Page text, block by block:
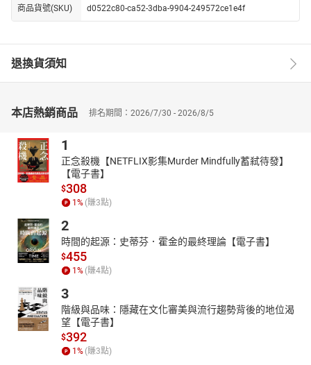
商品貨號(SKU) d0522c80-ca52-3dba-9904-249572ce1e4f
退換貨須知
本店熱銷商品 排名期間：2026/7/30 - 2026/8/5
1
正念殺機【NETFLIX影集Murder Mindfully蓄弒待發】
【電子書】
$308
1 % (賺3點)
2
時間的起源：史蒂芬．霍金的最終理論【電子書】
$455
1 % (賺4點)
3
階級與品味：隱藏在文化審美與流行趨勢背後的地位渴
望【電子書】
$392
1 % (賺3點)